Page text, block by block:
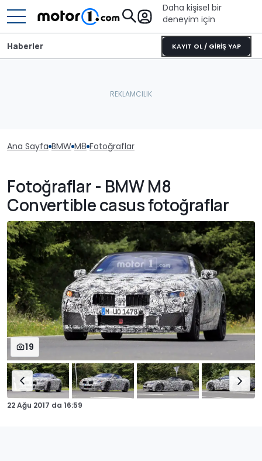
Daha kişisel bir
deneyim için
KAYIT OL / GİRİŞ YAP
Haberler
Ana Sayfa BMW M8 Fotoğraflar
Fotoğraflar - BMW M8
Convertible casus fotoğraflar
19
22 Ağu 2017 da 16:59